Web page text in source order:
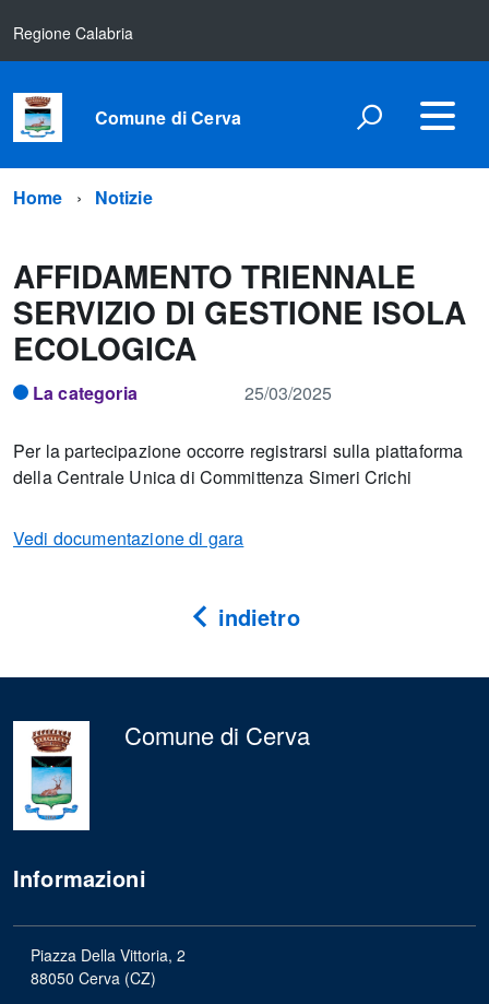
Regione Calabria
Comune di Cerva
Home Notizie
AFFIDAMENTO TRIENNALE
SERVIZIO DI GESTIONE ISOLA
ECOLOGICA
La categoria 25/03/2025
Per la partecipazione occorre registrarsi sulla piattaforma
della Centrale Unica di Committenza Simeri Crichi
Vedi documentazione di gara
indietro
Comune di Cerva
Informazioni
Piazza Della Vittoria, 2
88050 Cerva (CZ)